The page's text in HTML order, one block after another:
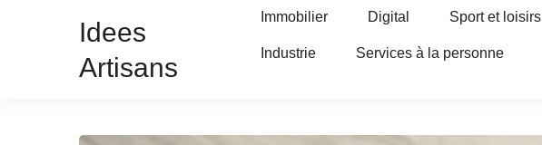
Idees
Artisans
Immobilier Digital Sport et loisirs
Industrie Services à la personne